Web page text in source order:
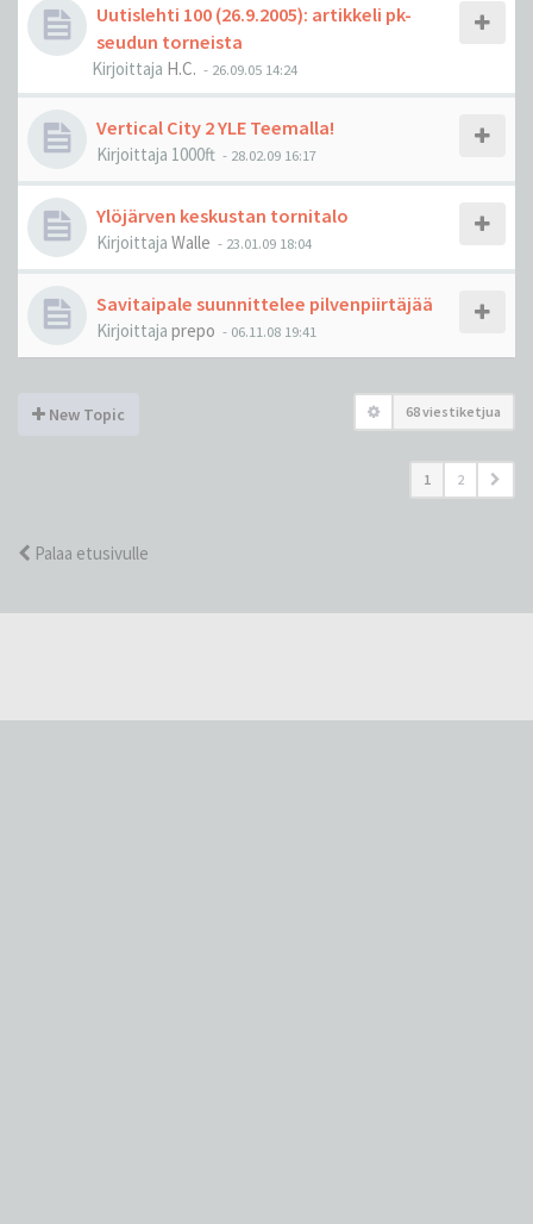
Uutislehti 100 (26.9.2005): artikkeli pk-
seudun torneista
Kirjoittaja H.C. - 26.09.05 14:24
Vertical City 2 YLE Teemalla!
Kirjoittaja 1000ft - 28.02.09 16:17
Ylöjärven keskustan tornitalo
Kirjoittaja Walle - 23.01.09 18:04
Savitaipale suunnittelee pilvenpiirtäjää
Kirjoittaja prepo - 06.11.08 19:41
New Topic 68 viestiketjua
1 2
Palaa etusivulle